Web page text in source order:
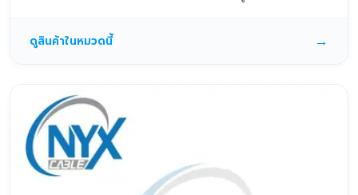
ดูสินค้าในหมวดนี้ →